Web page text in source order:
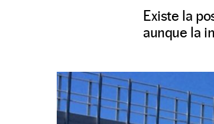
Existe la
aunque la